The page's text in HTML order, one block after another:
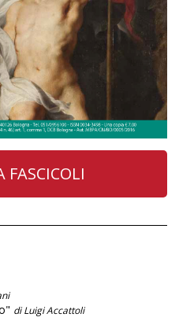
FASCICOLI
di Luigi Accattoli